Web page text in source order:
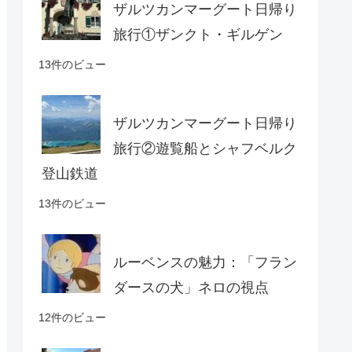
ザルツカンマーグート日帰り
旅行①ザンクト・ギルゲン
13件のビュー
ザルツカンマーグート日帰り
旅行②遊覧船とシャフベルク
登山鉄道
13件のビュー
ルーベンスの魅力：「フラン
ダースの犬」ネロの視点
12件のビュー